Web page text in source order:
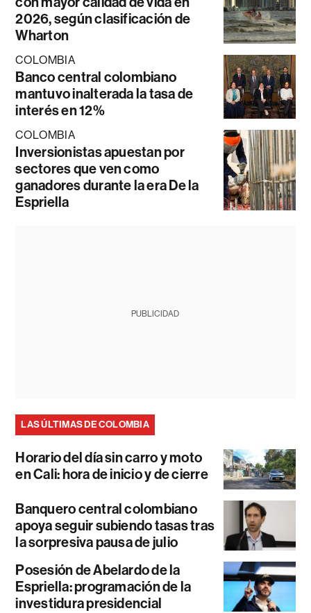
2026, según clasificación de
Wharton
COLOMBIA
Banco central colombiano
mantuvo inalterada la tasa de
interés en 12%
COLOMBIA
Inversionistas apuestan por
sectores que ven como
ganadores durante la era De la
Espriella
PUBLICIDAD
LAS ÚLTIMAS DE COLOMBIA
Horario del día sin carro y moto
en Cali: hora de inicio y de cierre
Banquero central colombiano
apoya seguir subiendo tasas tras
la sorpresiva pausa de julio
Posesión de Abelardo de la
Espriella: programación de la
investidura presidencial